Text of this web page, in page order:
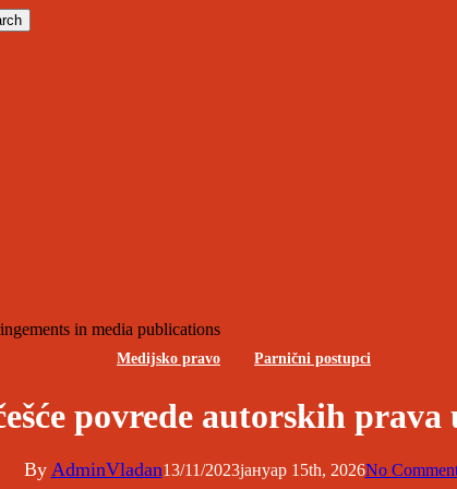
Medijsko pravo Parnični postupci
povrede autorskih
By AdminVladan13/11/2023јануар 15th, 2026No